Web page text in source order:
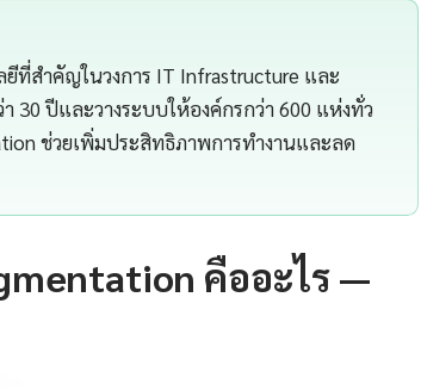
ยีที่สำคัญในวงการ IT Infrastructure และ
30 ปีและวางระบบให้องค์กรกว่า 600 แห่งทั่ว
ช่วยเพิ่มประสิทธิภาพการทำงานและลด
คืออะไร —